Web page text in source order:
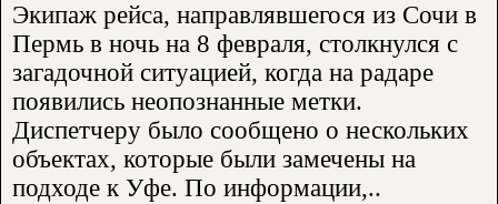
Экипаж рейса, направлявшегося из Сочи в
Пермь в ночь на 8 февраля, столкнулся с
загадочной ситуацией, когда на радаре
появились неопознанные метки.
Диспетчеру было сообщено о нескольких
объектах, которые были замечены на
подходе к Уфе. По информации,..